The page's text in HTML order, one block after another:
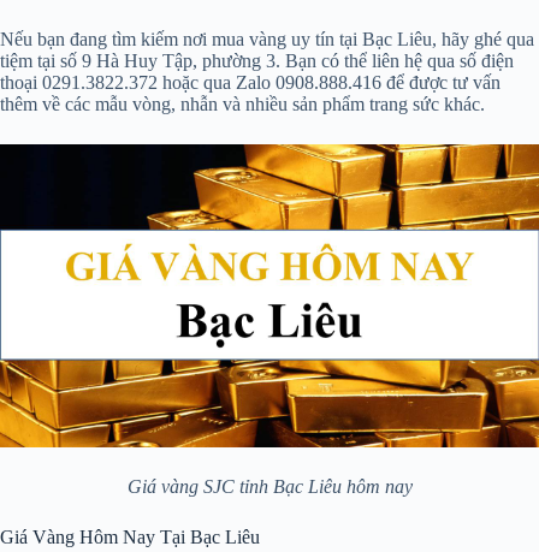
Nếu bạn đang tìm kiếm nơi mua vàng uy tín tại Bạc Liêu, hãy ghé qua
tiệm tại số 9 Hà Huy Tập, phường 3. Bạn có thể liên hệ qua số điện
thoại 0291.3822.372 hoặc qua Zalo 0908.888.416 để được tư vấn
thêm về các mẫu vòng, nhẫn và nhiều sản phẩm trang sức khác.
Giá vàng SJC tỉnh Bạc Liêu hôm nay
Giá Vàng Hôm Nay Tại Bạc Liêu